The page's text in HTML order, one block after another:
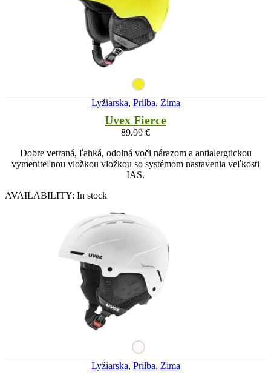
Lyžiarska, Prilba, Zima
Uvex Fierce
89.99 €
Dobre vetraná, ľahká, odolná voči nárazom a antialergtickou
vymeniteľnou vložkou vložkou so systémom nastavenia veľkosti
IAS.
AVAILABILITY: In stock
Lyžiarska, Prilba, Zima